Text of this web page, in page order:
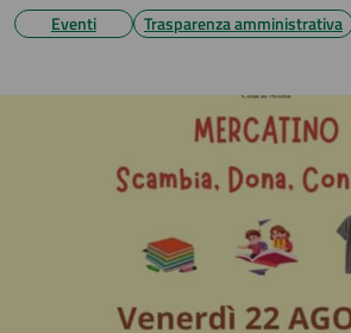
Eventi
Trasparenza amministrativa